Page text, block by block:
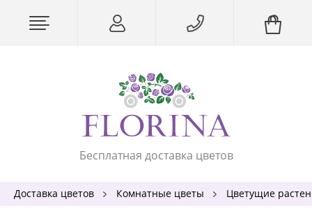
Бесплатная доставка цветов
Доставка цветов Комнатные цветы Цветущие